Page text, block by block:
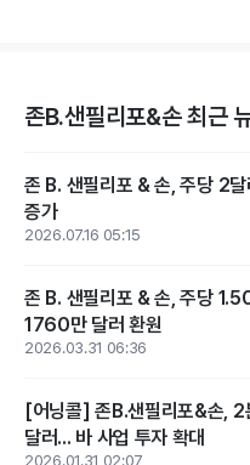
존B.샌필리포&손 최근
존 B. 샌필리포 & 손, 주당 2
증가
2026.07.16 05:15
존 B. 샌필리포 & 손, 주당
1760만 달러 환원
2026.03.31 06:36
[어닝콜] 존B.샌필리포&손,
달러... 바 사업 투자 확대
2026.01.31 02:07